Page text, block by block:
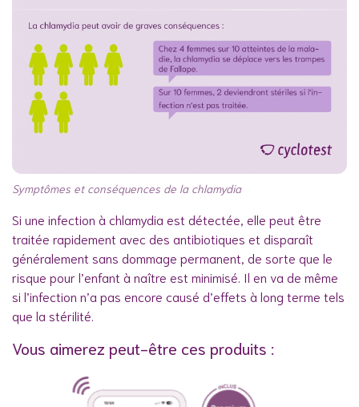
Symptômes et conséquences de la chlamydia
Si une infection à chlamydia est détectée, elle peut être
traitée rapidement avec des antibiotiques et disparaît
généralement sans dommage permanent, de sorte que le
risque pour l’enfant à naître est minimisé. Il en va de même
si l’infection n’a pas encore causé d’effets à long terme tels
que la stérilité.
Vous aimerez peut-être ces produits :